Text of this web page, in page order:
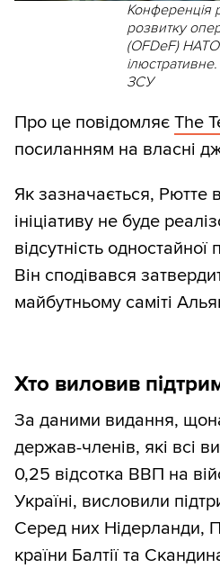
Конференція
розвитку
(OFDeF)
ЗСУ
Про це повідомляє The
посиланням на власні
Як зазначається, Рютте
ініціативу не буде
відсутність
Він сподівався
майбутньому саміті
Хто виловив
За даними видання,
держав-членів, які всі
0,25 відсотка ВВП на
Україні, висловили
Серед них Нідерланди,
країни Балтії та